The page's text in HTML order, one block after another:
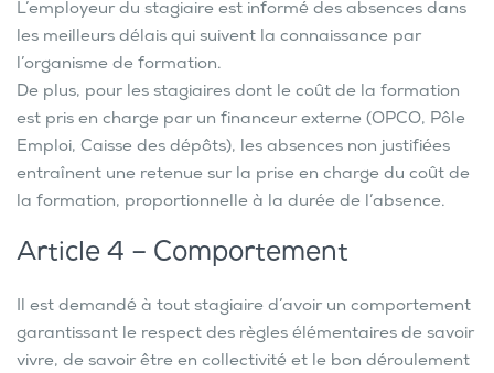
L’employeur du stagiaire est informé des absences dans
les meilleurs délais qui suivent la connaissance par
l’organisme de formation.
De plus, pour les stagiaires dont le coût de la formation
est pris en charge par un financeur externe (OPCO, Pôle
Emploi, Caisse des dépôts), les absences non justifiées
entraînent une retenue sur la prise en charge du coût de
la formation, proportionnelle à la durée de l’absence.
Article 4 – Comportement
Il est demandé à tout stagiaire d’avoir un comportement
garantissant le respect des règles élémentaires de savoir
vivre, de savoir être en collectivité et le bon déroulement